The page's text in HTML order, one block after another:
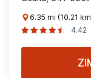
6.35 mi (10.21
4.42